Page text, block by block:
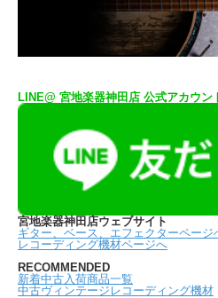
LINE@ 宮地楽器神田店 公式アカウン
宮地楽器神田店ウェブサイト
ギター、ベース、エフェクターページ
レコーディング機材ページへ
RECOMMENDED
新着中古入荷商品一覧
中古ヴィンテージレコーディング機材